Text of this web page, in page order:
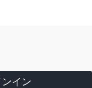
イン